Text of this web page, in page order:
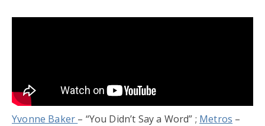
Yvonne Baker – “You Didn’t Say a Word” ; Metros –